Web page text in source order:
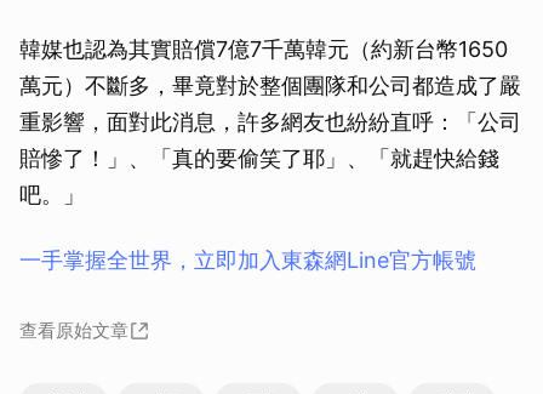
韓媒也認為其實賠償7億7千萬韓元（約新台幣1650
萬元）不斷多，畢竟對於整個團隊和公司都造成了嚴
重影響，面對此消息，許多網友也紛紛直呼：「公司
賠慘了！」、「真的要偷笑了耶」、「就趕快給錢
吧。」
一手掌握全世界，立即加入東森網Line官方帳號
查看原始文章